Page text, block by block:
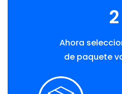
2
Ahora
de paquete